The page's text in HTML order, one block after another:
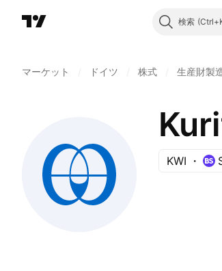
検索
マーケット ドイツ 株式 生産財製
KWI